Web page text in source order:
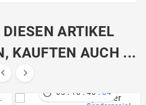
ARTIKEL
KAUFTEN AUCH ...
 
 05 : 16 : 46 : 03